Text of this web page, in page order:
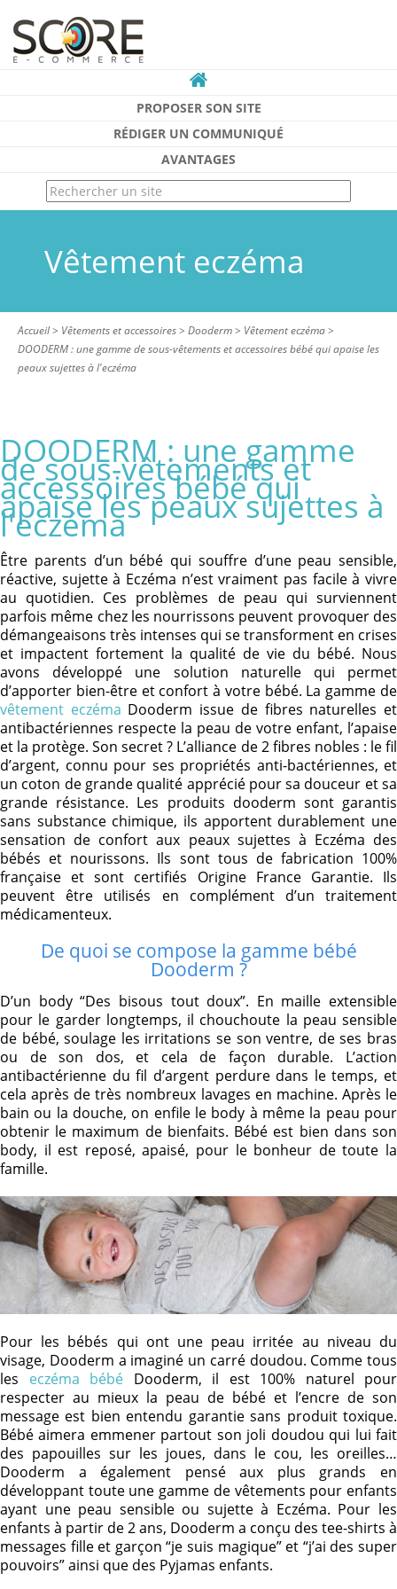
PROPOSER SON SITE
RÉDIGER UN COMMUNIQUÉ
AVANTAGES
Vêtement eczéma
Accueil> Vêtements et accessoires> Dooderm> Vêtement eczéma>
DOODERM : une gamme de sous-vêtements et accessoires bébé qui apaise les
peaux sujettes à l'eczéma
DOODERM : une gamme
de sous-vêtements et
accessoires bébé qui
apaise les peaux sujettes à
l'eczéma
Être parents d’un bébé qui souffre d’une peau sensible,
réactive, sujette à Eczéma n’est vraiment pas facile à vivre
au quotidien. Ces problèmes de peau qui surviennent
parfois même chez les nourrissons peuvent provoquer des
démangeaisons très intenses qui se transforment en crises
et impactent fortement la qualité de vie du bébé. Nous
avons développé une solution naturelle qui permet
d’apporter bien-être et confort à votre bébé. La gamme de
vêtement eczéma Dooderm issue de fibres naturelles et
antibactériennes respecte la peau de votre enfant, l’apaise
et la protège. Son secret ? L’alliance de 2 fibres nobles : le fil
d’argent, connu pour ses propriétés anti-bactériennes, et
un coton de grande qualité apprécié pour sa douceur et sa
grande résistance. Les produits dooderm sont garantis
sans substance chimique, ils apportent durablement une
sensation de confort aux peaux sujettes à Eczéma des
bébés et nourissons. Ils sont tous de fabrication 100%
française et sont certifiés Origine France Garantie. Ils
peuvent être utilisés en complément d’un traitement
médicamenteux.
De quoi se compose la gamme bébé
Dooderm ?
D’un body “Des bisous tout doux”. En maille extensible
pour le garder longtemps, il chouchoute la peau sensible
de bébé, soulage les irritations se son ventre, de ses bras
ou de son dos, et cela de façon durable. L’action
antibactérienne du fil d’argent perdure dans le temps, et
cela après de très nombreux lavages en machine. Après le
bain ou la douche, on enfile le body à même la peau pour
obtenir le maximum de bienfaits. Bébé est bien dans son
body, il est reposé, apaisé, pour le bonheur de toute la
famille.
Pour les bébés qui ont une peau irritée au niveau du
visage, Dooderm a imaginé un carré doudou. Comme tous
les eczéma bébé Dooderm, il est 100% naturel pour
respecter au mieux la peau de bébé et l’encre de son
message est bien entendu garantie sans produit toxique.
Bébé aimera emmener partout son joli doudou qui lui fait
des papouilles sur les joues, dans le cou, les oreilles…
Dooderm a également pensé aux plus grands en
développant toute une gamme de vêtements pour enfants
ayant une peau sensible ou sujette à Eczéma. Pour les
enfants à partir de 2 ans, Dooderm a conçu des tee-shirts à
messages fille et garçon “je suis magique” et “j’ai des super
pouvoirs” ainsi que des Pyjamas enfants.